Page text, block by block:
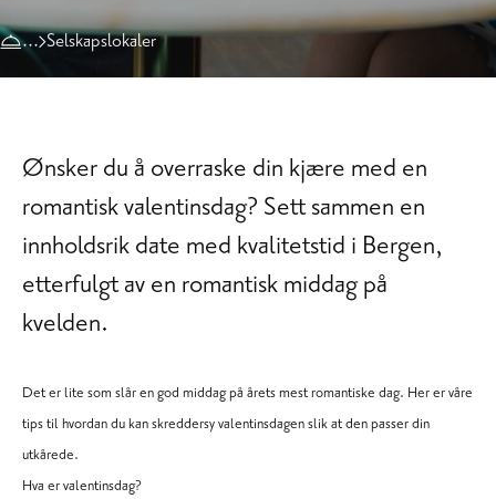
Selskapslokaler
Ønsker du å overraske din kjære med en
romantisk valentinsdag? Sett sammen en
innholdsrik date med kvalitetstid i Bergen,
etterfulgt av en romantisk middag på
kvelden.
Det er lite som slår en god middag på årets mest romantiske dag. Her er våre
tips til hvordan du kan skreddersy valentinsdagen slik at den passer din
utkårede.
Hva er valentinsdag?